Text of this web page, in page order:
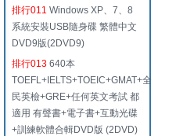
排行011 Windows XP、7、8
系統安裝USB隨身碟 繁體中文
DVD9版(2DVD9)
排行013 640本
TOEFL+IELTS+TOEIC+GMAT+全
民英檢+GRE+任何英文考試 都
適用 有聲書+電子書+互動光碟
+訓練軟體合輯DVD版 (2DVD)